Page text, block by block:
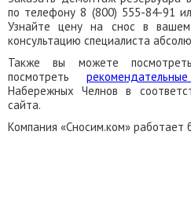
по телефону 8 (800) 555-84-91
Узнайте цену на снос в
консультацию специалиста
Также вы можете
посмотреть
Набережных Челнов в
сайта.
Компания «Сносим.ком» работает